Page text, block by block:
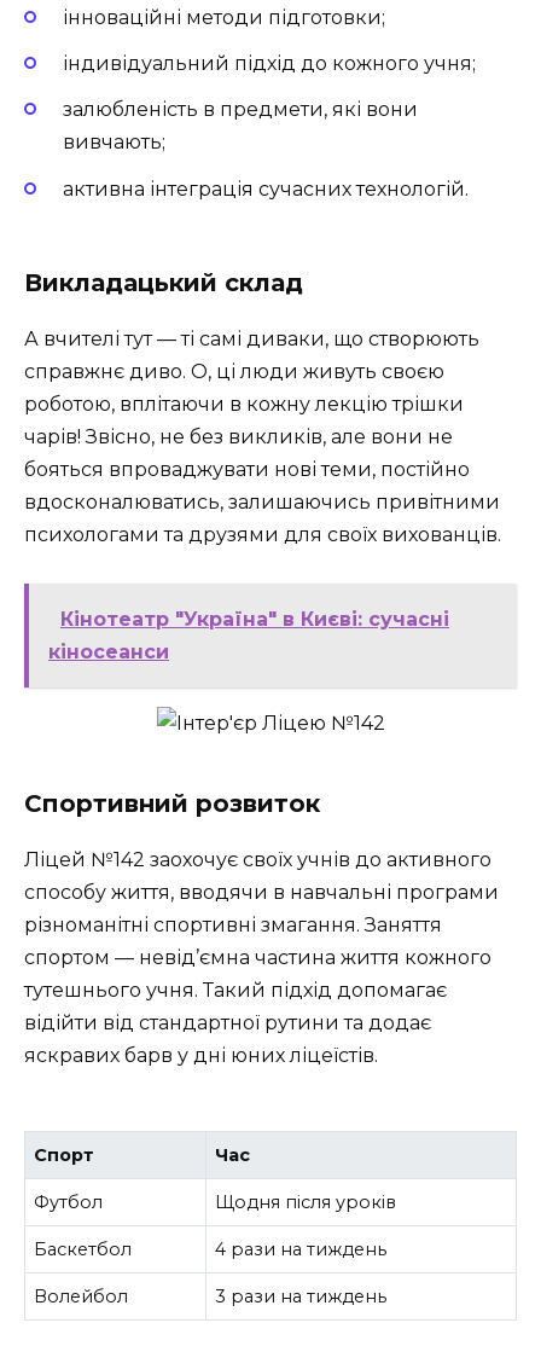
інноваційні методи підготовки;
індивідуальний підхід до кожного учня;
залюбленість в предмети, які вони
вивчають;
активна інтеграція сучасних технологій.
Викладацький склад
А вчителі тут — ті самі диваки, що створюють
справжнє диво. О, ці люди живуть своєю
роботою, вплітаючи в кожну лекцію трішки
чарів! Звісно, не без викликів, але вони не
бояться впроваджувати нові теми, постійно
вдосконалюватись, залишаючись привітними
психологами та друзями для своїх вихованців.
Кінотеатр "Україна" в Києві: сучасні
кіносеанси
Спортивний розвиток
Ліцей №142 заохочує своїх учнів до активного
способу життя, вводячи в навчальні програми
різноманітні спортивні змагання. Заняття
спортом — невід’ємна частина життя кожного
тутешнього учня. Такий підхід допомагає
відійти від стандартної рутини та додає
яскравих барв у дні юних ліцеїстів.
Спорт Час
Футбол Щодня після уроків
Баскетбол 4 рази на тиждень
Волейбол 3 рази на тиждень